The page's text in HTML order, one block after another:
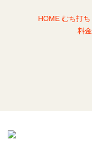
HOME むち打ち
料金